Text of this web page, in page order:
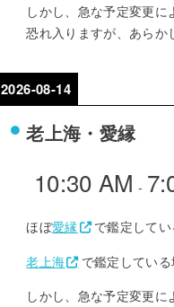
しかし、急な予定変更に
恐れ入りますが、あらか
2026-08-14
老上海・愛縁
10:30 AM -
ほぼ愛縁
で鑑定して
老上海
で鑑定している
しかし、急な予定変更に